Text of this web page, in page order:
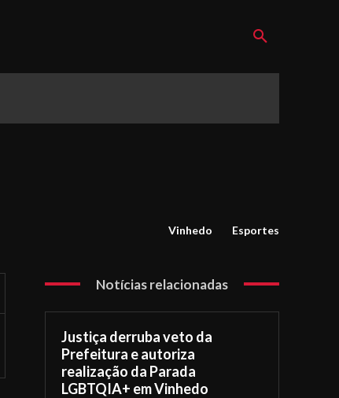
Vinhedo Esportes
Notícias relacionadas
Justiça derruba veto da
Prefeitura e autoriza
realização da Parada
LGBTQIA+ em Vinhedo